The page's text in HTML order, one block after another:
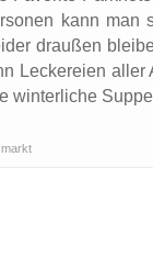
kann man
draußen
Leckereien
winterliche